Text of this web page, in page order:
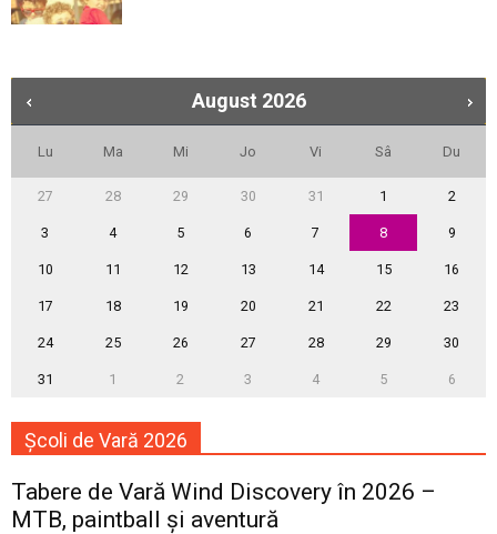
August 2026
Lu Ma Mi Jo Vi Sâ Du
27 28 29 30 31 1 2
3 4 5 6 7 8 9
10 11 12 13 14 15 16
17 18 19 20 21 22 23
24 25 26 27 28 29 30
31 1 2 3 4 5 6
Școli de Vară 2026
Tabere de Vară Wind Discovery în 2026 –
MTB, paintball și aventură